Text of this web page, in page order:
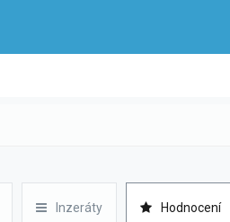
Inzeráty Hodnocení